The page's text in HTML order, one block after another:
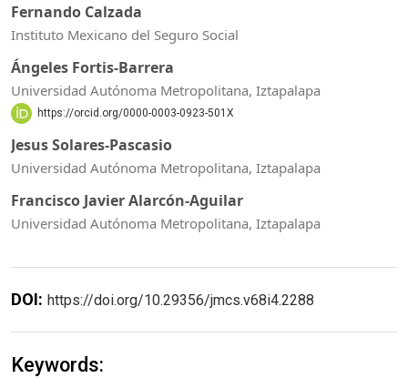
Fernando Calzada
Instituto Mexicano del Seguro Social
Ángeles Fortis-Barrera
Universidad Autónoma Metropolitana, Iztapalapa
https://orcid.org/0000-0003-0923-501X
Jesus Solares-Pascasio
Universidad Autónoma Metropolitana, Iztapalapa
Francisco Javier Alarcón-Aguilar
Universidad Autónoma Metropolitana, Iztapalapa
DOI: https://doi.org/10.29356/jmcs.v68i4.2288
Keywords: